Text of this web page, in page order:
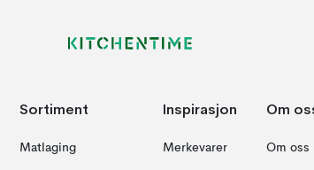
Sortiment
Matlaging
Inspirasjon
Merkevarer
Om
Om oss